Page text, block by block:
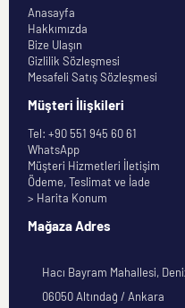
Anasayfa
Hakkımızda
Bize Ulaşın
Gizlilik Sözleşmesi
Mesafeli Satış Sözleşmesi
Müşteri İlişkileri
Tel: +90 551 945 60 61
WhatsApp
Müşteri Hizmetleri İletişim
Ödeme, Teslimat ve İade
> Harita Konum
Mağaza Adres
Hacı Bayram Mahallesi,
06050 Altındağ / Ankara